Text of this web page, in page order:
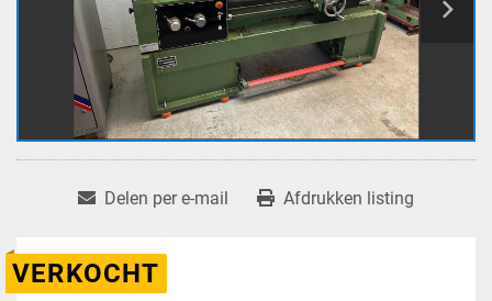
Delen per e-mail Afdrukken listing
VERKOCHT